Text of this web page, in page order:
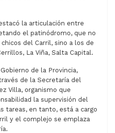
la articulación entre
el patinódromo, que no
del Carril, sino a los de
La Viña, Salta Capital.
de la Provincia,
de la Secretaría del
Villa, organismo que
la supervisión del
tareas, en tanto, está a cargo
y el complejo se emplaza